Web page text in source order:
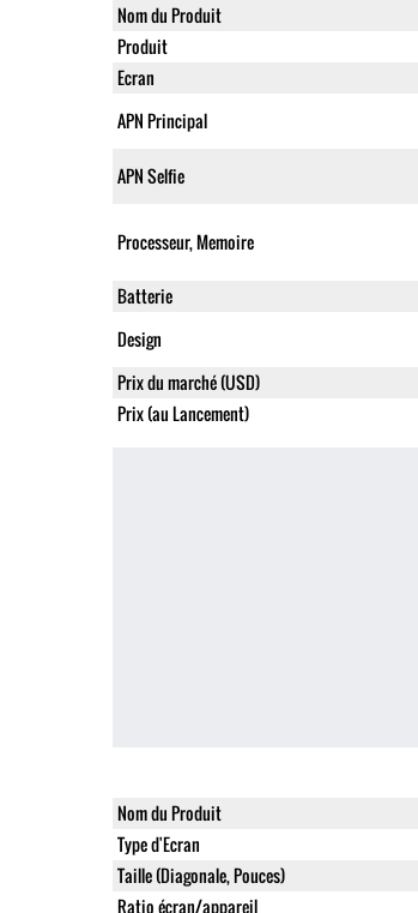
Nom du Produit
Produit
Ecran
APN Principal
APN Selfie
Processeur, Memoire
Batterie
Design
Prix du marché (USD)
Prix (au Lancement)
Nom du Produit
Type d'Ecran
Taille (Diagonale, Pouces)
Ratio écran/appareil